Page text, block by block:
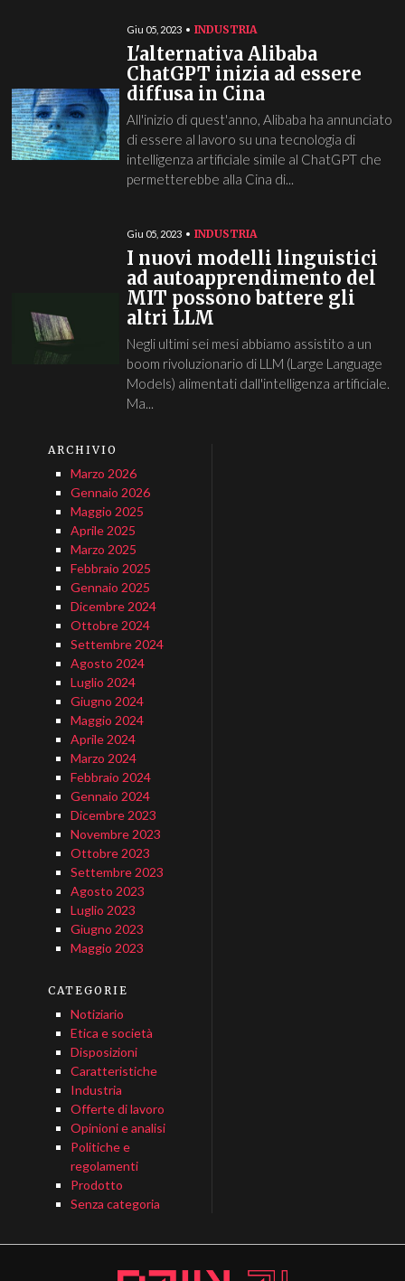
Giu 05, 2023 INDUSTRIA
L'alternativa Alibaba
ChatGPT inizia ad essere
diffusa in Cina
All'inizio di quest'anno, Alibaba ha annunciato
di essere al lavoro su una tecnologia di
intelligenza artificiale simile al ChatGPT che
permetterebbe alla Cina di...
Giu 05, 2023 INDUSTRIA
I nuovi modelli linguistici
ad autoapprendimento del
MIT possono battere gli
altri LLM
Negli ultimi sei mesi abbiamo assistito a un
boom rivoluzionario di LLM (Large Language
Models) alimentati dall'intelligenza artificiale.
Ma...
ARCHIVIO
Marzo 2026
Gennaio 2026
Maggio 2025
Aprile 2025
Marzo 2025
Febbraio 2025
Gennaio 2025
Dicembre 2024
Ottobre 2024
Settembre 2024
Agosto 2024
Luglio 2024
Giugno 2024
Maggio 2024
Aprile 2024
Marzo 2024
Febbraio 2024
Gennaio 2024
Dicembre 2023
Novembre 2023
Ottobre 2023
Settembre 2023
Agosto 2023
Luglio 2023
Giugno 2023
Maggio 2023
CATEGORIE
Notiziario
Etica e società
Disposizioni
Caratteristiche
Industria
Offerte di lavoro
Opinioni e analisi
Politiche e
regolamenti
Prodotto
Senza categoria